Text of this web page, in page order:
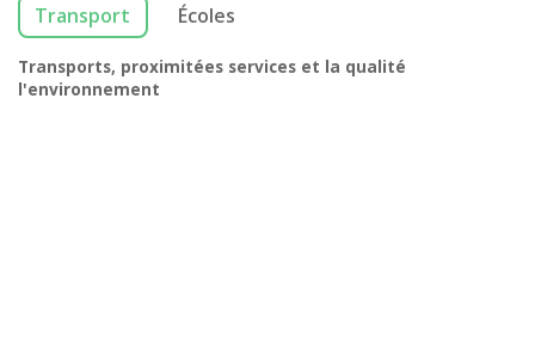
Transport Écoles
Transports, proximitées services et la qualité
l'environnement